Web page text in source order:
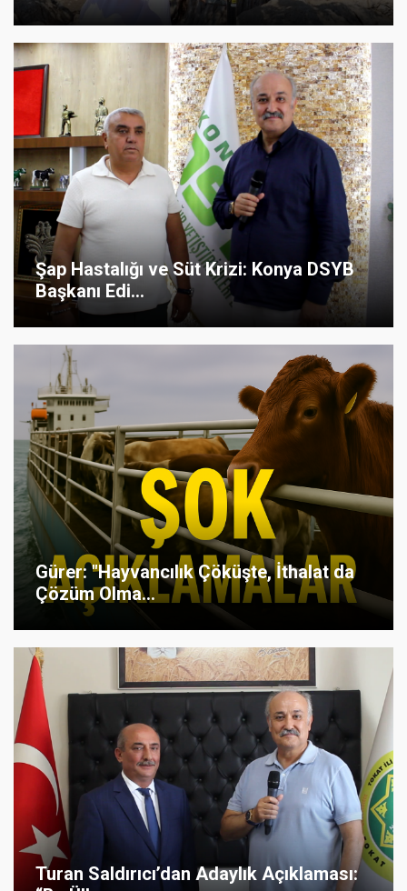
Şap Hastalığı ve Süt Krizi: Konya DSYB
Başkanı Edi...
Gürer: "Hayvancılık Çöküşte, İthalat da
Çözüm Olma...
Turan Saldırıcı’dan Adaylık Açıklaması: